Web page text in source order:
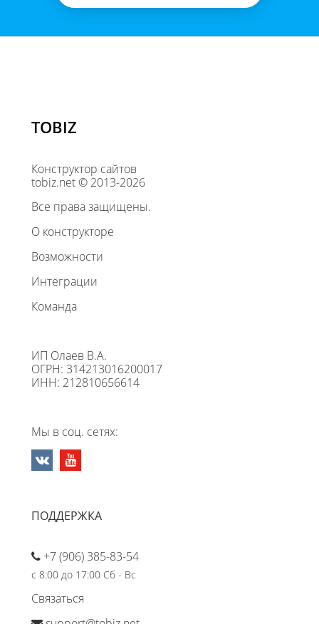
TOBIZ
Конструктор сайтов
tobiz.net © 2013-2026
Все права защищены.
О конструкторе
Возможности
Интеграции
Команда
ИП Олаев В.А.
ОГРН: 314213016200017
ИНН: 212810656614
Мы в соц. сетях:
ПОДДЕРЖКА
+7 (906) 385-83-54
с 8:00 до 17:00 Сб - Вс
Связаться